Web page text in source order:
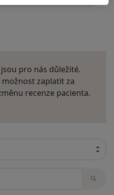
pro nás důležité.
zaplatit za
recenze pacienta.